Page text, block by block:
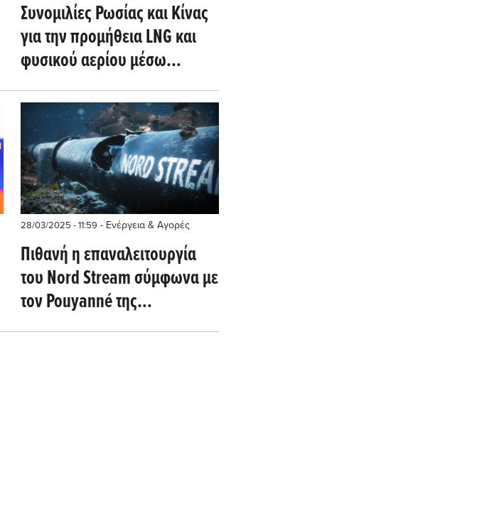
Συνομιλίες Ρωσίας και Κίνας
για την προμήθεια LNG και
φυσικού αερίου μέσω
αγωγών
28/03/2025 - 11:59 - Ενέργεια & Αγορές
Πιθανή η επαναλειτουργία
του Nord Stream σύμφωνα με
τον Pouyanné της
TotalEnergies (Reuters)